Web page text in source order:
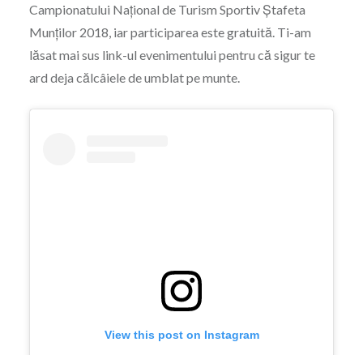
Campionatului Național de Turism Sportiv Ștafeta
Munților 2018, iar participarea este gratuită. Ti-am
lăsat mai sus link-ul evenimentului pentru că sigur te
ard deja călcâiele de umblat pe munte.
View this post on Instagram